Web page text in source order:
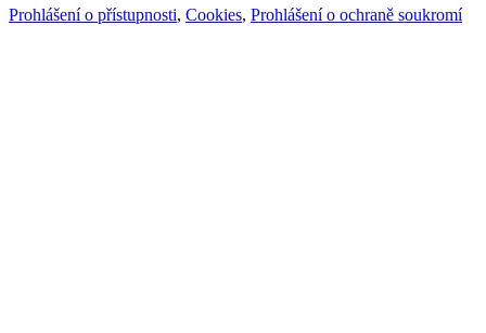
Prohlášení o přístupnosti, Cookies, Prohlášení o ochraně soukromí